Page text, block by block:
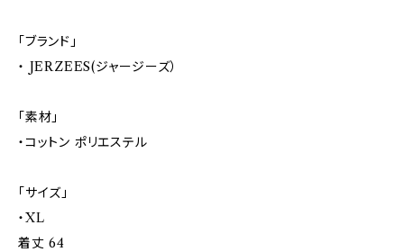
「ブランド」
・ JERZEES(ジャージーズ）
「素材」
・コットン ポリエステル
「サイズ」
・XL
着丈 64